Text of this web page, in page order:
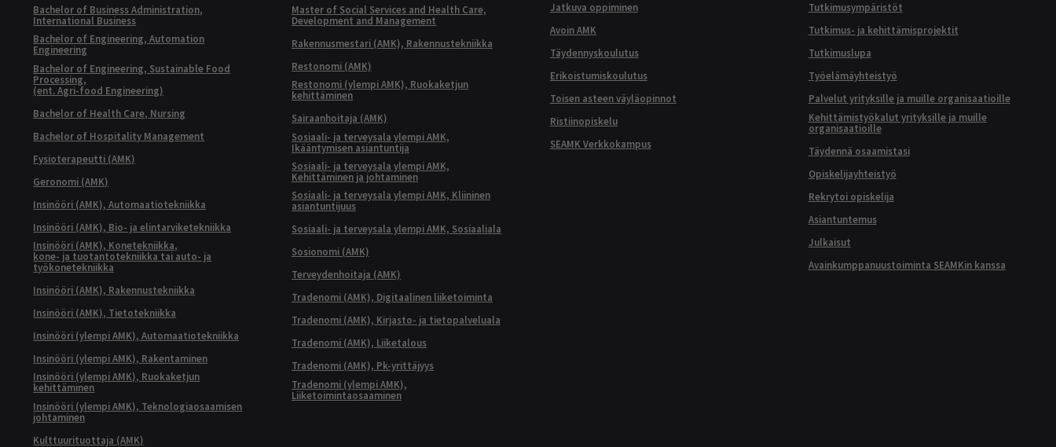
Bachelor of Business Administration,
International Business
Bachelor of Engineering, Automation
Engineering
Bachelor of Engineering, Sustainable Food
Processing,
(ent. Agri-food Engineering)
Bachelor of Health Care, Nursing
Bachelor of Hospitality Management
Fysioterapeutti (AMK)
Geronomi (AMK)
Insinööri (AMK), Automaatiotekniikka
Insinööri (AMK), Bio- ja elintarviketekniikka
Insinööri (AMK), Konetekniikka,
kone- ja tuotantotekniikka tai auto- ja
työkonetekniikka
Insinööri (AMK), Rakennustekniikka
Insinööri (AMK), Tietotekniikka
Insinööri (ylempi AMK), Automaatiotekniikka
Insinööri (ylempi AMK), Rakentaminen
Insinööri (ylempi AMK), Ruokaketjun
kehittäminen
Insinööri (ylempi AMK), Teknologiaosaamisen
johtaminen
Kulttuurituottaja (AMK)
Master of Social Services and Health Care,
Development and Management
Rakennusmestari (AMK), Rakennustekniikka
Restonomi (AMK)
Restonomi (ylempi AMK), Ruokaketjun
kehittäminen
Sairaanhoitaja (AMK)
Sosiaali- ja terveysala ylempi AMK,
Ikääntymisen asiantuntija
Sosiaali- ja terveysala ylempi AMK,
Kehittäminen ja johtaminen
Sosiaali- ja terveysala ylempi AMK, Kliininen
asiantuntijuus
Sosiaali- ja terveysala ylempi AMK, Sosiaaliala
Sosionomi (AMK)
Terveydenhoitaja (AMK)
Tradenomi (AMK), Digitaalinen liiketoiminta
Tradenomi (AMK), Kirjasto- ja tietopalveluala
Tradenomi (AMK), Liiketalous
Tradenomi (AMK), Pk-yrittäjyys
Tradenomi (ylempi AMK),
Liiketoimintaosaaminen
Jatkuva oppiminen
Avoin AMK
Täydennyskoulutus
Erikoistumiskoulutus
Toisen asteen väyläopinnot
Ristiinopiskelu
SEAMK Verkkokampus
Tutkimusympäristöt
Tutkimus- ja kehittämisprojektit
Tutkimuslupa
Työelämäyhteistyö
Palvelut yrityksille ja muille organisaatioille
Kehittämistyökalut yrityksille ja muille
organisaatioille
Täydennä osaamistasi
Opiskelijayhteistyö
Rekrytoi opiskelija
Asiantuntemus
Julkaisut
Avainkumppanuustoiminta SEAMKin kanssa